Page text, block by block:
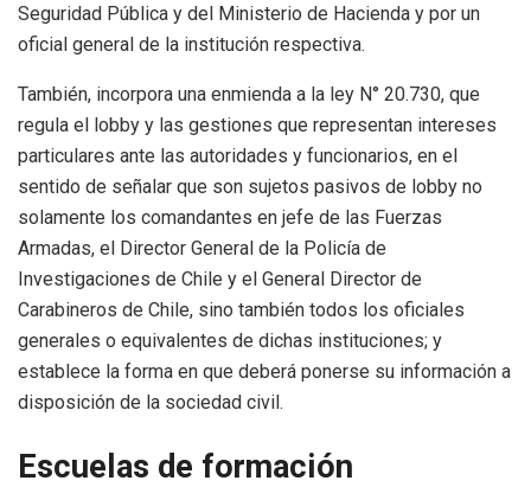
Seguridad Pública y del Ministerio de Hacienda y por un
oficial general de la institución respectiva.
También, incorpora una enmienda a la ley N° 20.730, que
regula el lobby y las gestiones que representan intereses
particulares ante las autoridades y funcionarios, en el
sentido de señalar que son sujetos pasivos de lobby no
solamente los comandantes en jefe de las Fuerzas
Armadas, el Director General de la Policía de
Investigaciones de Chile y el General Director de
Carabineros de Chile, sino también todos los oficiales
generales o equivalentes de dichas instituciones; y
establece la forma en que deberá ponerse su información a
disposición de la sociedad civil.
Escuelas de formación